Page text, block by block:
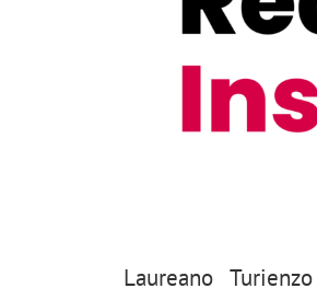
Laureano